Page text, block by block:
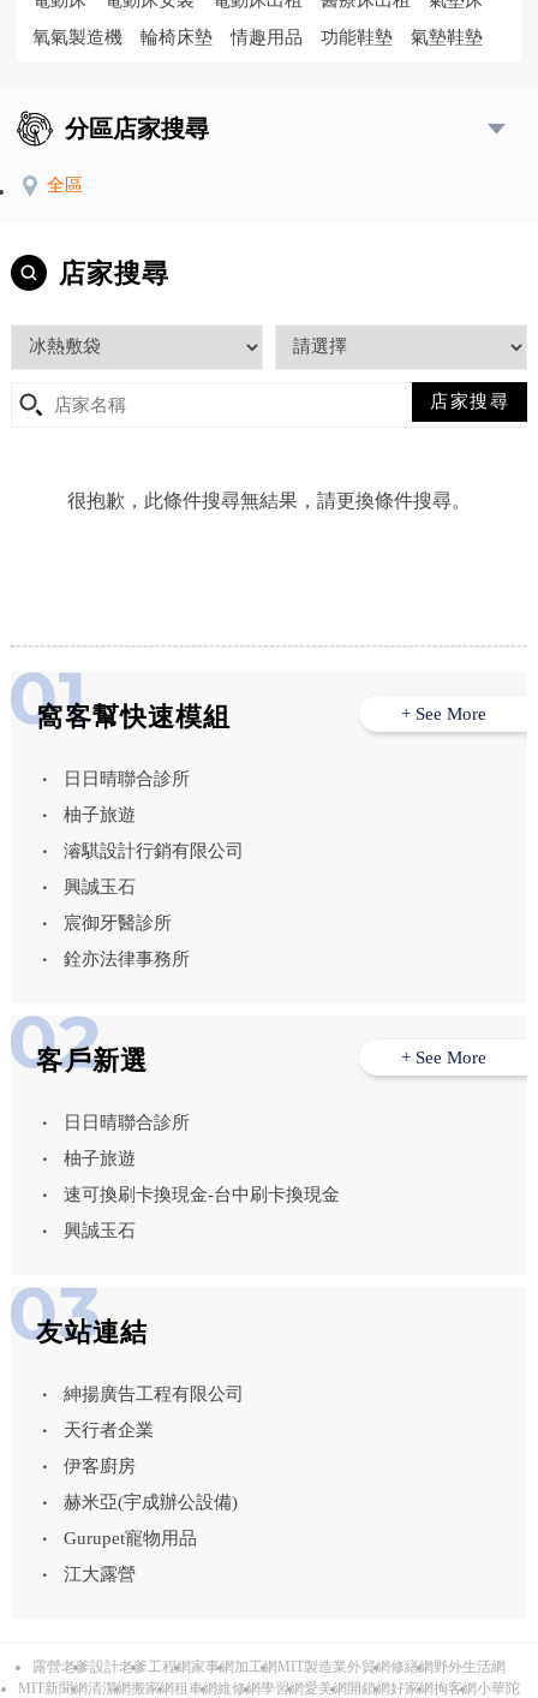
氧氣製造機
輪椅床墊 情趣用品 功能鞋墊 氣墊鞋墊
分區店家搜尋
全區
店家搜尋
很抱歉，此條件搜尋無結果，請更換條件搜尋。
窩客幫快速模組
日日晴聯合診所
柚子旅遊
濬騏設計行銷有限公司
興誠玉石
宸御牙醫診所
銓亦法律事務所
+ See More
客戶新選
日日晴聯合診所
柚子旅遊
速可換刷卡換現金-台中刷卡換現金
興誠玉石
+ See More
友站連結
紳揚廣告工程有限公司
天行者企業
伊客廚房
赫米亞(宇成辦公設備)
Gurupet寵物用品
江大露營
露營老爹設計老爹工程網家事網加工網MIT製造業外貿網修繕網野外生活網
MIT新聞網清潔網搬家網租車網維修網學習網愛美網開鎖網好家網掏客網小華陀